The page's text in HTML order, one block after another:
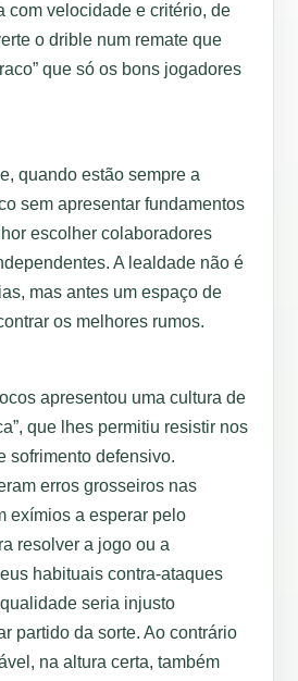
com velocidade e critério, de
o drible num remate que
que só os bons jogadores
quando estão sempre a
sem apresentar fundamentos
escolher colaboradores
A lealdade não é
mas antes um espaço de
os melhores rumos.
apresentou uma cultura de
que lhes permitiu resistir nos
sofrimento defensivo.
erros grosseiros nas
exímios a esperar pelo
resolver a jogo ou a
habituais contra-ataques
seria injusto
partido da sorte. Ao contrário
na altura certa, também